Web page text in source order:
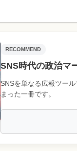
RECOMMEND
SNS時代の政治マ
SNSを単なる広報ツー
まった一冊です。